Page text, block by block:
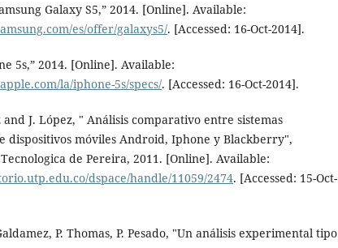
Galaxy S5,” 2014. [Online]. Available:
es/offer/galaxys5/. [Accessed: 16-Oct-2014].
5s,” 2014. [Online]. Available:
la/iphone-5s/specs/. [Accessed: 16-Oct-2014].
and J. López, " Análisis comparativo entre sistemas
dispositivos móviles Android, Iphone y Blackberry",
de Pereira, 2011. [Online]. Available:
dspace/handle/11059/2474. [Accessed: 15-Oct-
P. Thomas, P. Pesado, "Un análisis experimental tipo